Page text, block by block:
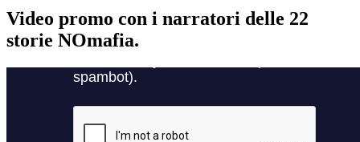
Video promo con i narratori delle 22
storie NOmafia.